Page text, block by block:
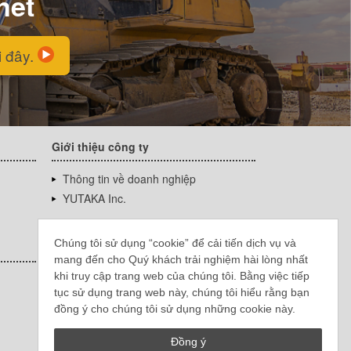
Chúng tôi sử dụng “cookie” để cải tiến dịch vụ và
mang đến cho Quý khách trải nghiệm hài lòng nhất
khi truy cập trang web của chúng tôi. Bằng việc tiếp
tục sử dụng trang web này, chúng tôi hiểu rằng bạn
đồng ý cho chúng tôi sử dụng những cookie này.
Đồng ý
đây.
Giới thiệu công ty
Thông tin về doanh nghiệp
YUTAKA Inc.